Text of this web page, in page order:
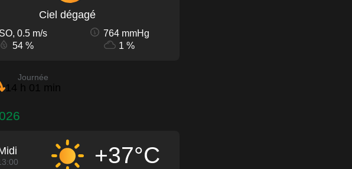
Ciel dégagé
SO, 0.5 m/s
764 mmHg
54 %
1 %
Journée
14 h 01 min
+37°C